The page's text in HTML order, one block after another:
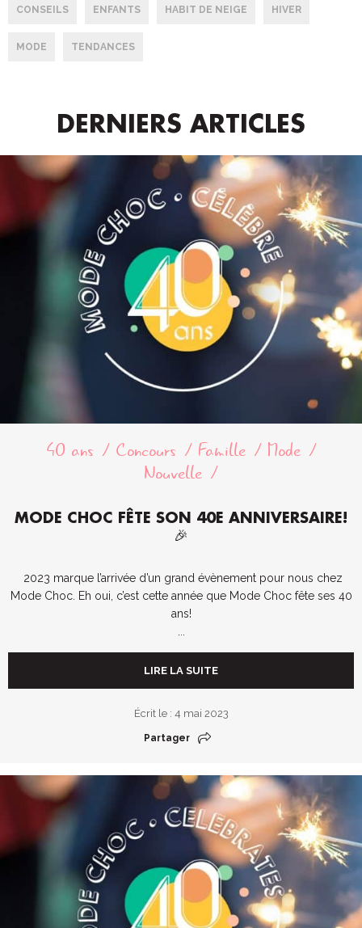
CONSEILS ENFANTS HABIT DE NEIGE HIVER
MODE TENDANCES
DERNIERS ARTICLES
40 ans Concours Famille
Mode
Nouvelle
MODE CHOC FÊTE SON 40E ANNIVERSAIRE!
🎉
2023 marque l’arrivée d’un grand évènement pour nous chez
Mode Choc. Eh oui, c’est cette année que Mode Choc fête ses 40
ans!
LIRE LA SUITE
Écrit le : 4 mai 2023
Partager